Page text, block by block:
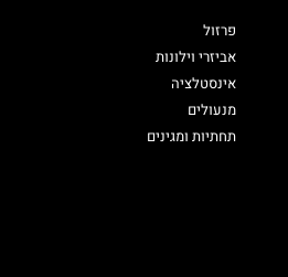
פרזול
אביזרי וילונות
אינסטלציה
מנעולים
תחתיות ומגינים